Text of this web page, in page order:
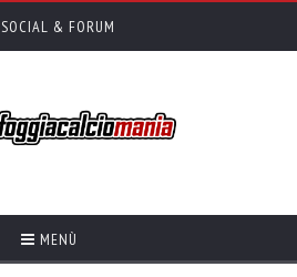
SOCIAL & FORUM
MENÙ